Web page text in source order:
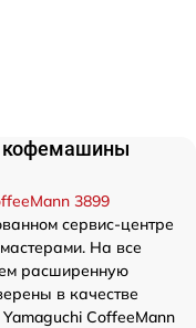
кофемашины
3899
сервис-центре
На все
расширенную
в качестве
CoffeeMann